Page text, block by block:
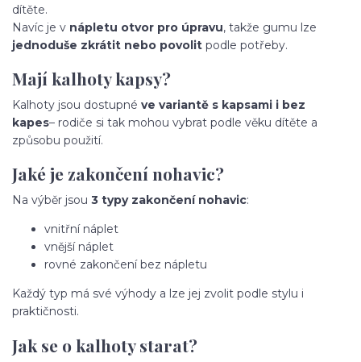
dítěte.
Navíc je v nápletu otvor pro úpravu, takže gumu lze
jednoduše zkrátit nebo povolit podle potřeby.
Mají kalhoty kapsy?
Kalhoty jsou dostupné ve variantě s kapsami i bez
kapes– rodiče si tak mohou vybrat podle věku dítěte a
způsobu použití.
Jaké je zakončení nohavic?
Na výběr jsou 3 typy zakončení nohavic:
vnitřní náplet
vnější náplet
rovné zakončení bez nápletu
Každý typ má své výhody a lze jej zvolit podle stylu i
praktičnosti.
Jak se o kalhoty starat?